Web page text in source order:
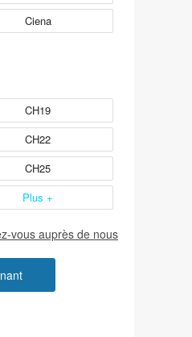
Ciena
CH19
CH22
CH25
Plus +
vous auprès de nous